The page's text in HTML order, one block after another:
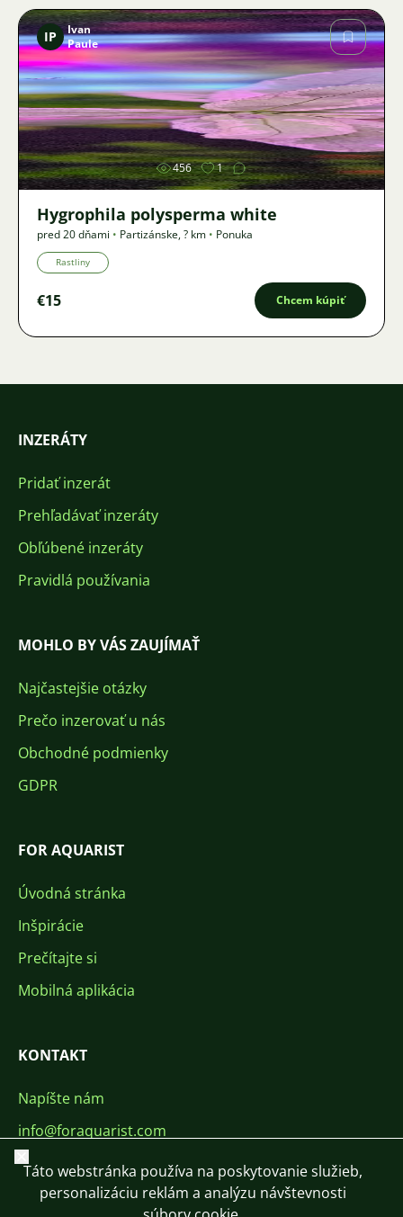
Obrázok
IP
Ivan
Paule
456 1
Hygrophila polysperma white
pred 20 dňami • Partizánske,? km • Ponuka
Rastliny
€15 Chcem kúpiť
INZERÁTY
Pridať inzerát
Prehľadávať inzeráty
Obľúbené inzeráty
Pravidlá používania
MOHLO BY VÁS ZAUJÍMAŤ
Najčastejšie otázky
Prečo inzerovať u nás
Obchodné podmienky
GDPR
FOR AQUARIST
Úvodná stránka
Inšpirácie
Prečítajte si
Mobilná aplikácia
KONTAKT
Napíšte nám
info@foraquarist.com
+420 603 449 602
Zavrieť
Táto webstránka používa na poskytovanie služieb,
personalizáciu reklám a analýzu návštevnosti